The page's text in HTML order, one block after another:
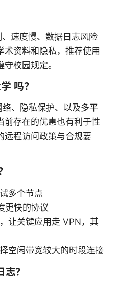
速度慢、数据日志风险
术资料和隐私，推荐使用
校园规定。
吗？
、隐私保护、以及多平
前存在的优惠也有利于性
远程访问政策与合规要
多个节点
更快的协议
让关键应用走 VPN，其
空闲带宽较大的时段连接
？